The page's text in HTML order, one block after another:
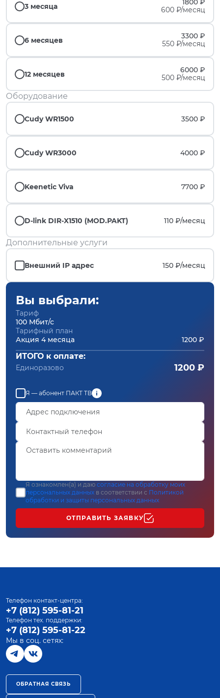
3 месяца
600 ₽/месяц
6 месяцев
3300 ₽
550 ₽/месяц
12 месяцев
6000 ₽
500 ₽/месяц
Оборудование
Cudy WR1500 3500 ₽
Cudy WR3000 4000 ₽
Keenetic Viva 7700 ₽
D-link DIR-X1510 (MOD.PAKT) 110 ₽/месяц
Дополнительные услуги
Внешний IP адрес 150 ₽/месяц
Вы выбрали:
Тариф
100 Мбит/с
Тарифный план
Акция 4 месяца
1200 ₽
ИТОГО к оплате:
Единоразово 1200 ₽
Я — абонент ПАКТ ТВ
Я ознакомлен(а) и даю согласие на обработку моих
персональных данных в соответствии с Политикой
обработки и защиты персональных данных
ОТПРАВИТЬ ЗАЯВКУ
Телефон контакт-центра:
+7 (812) 595-81-21
Телефон тех. поддержки:
+7 (812) 595-81-22
Мы в соц. сетях:
ОБРАТНАЯ СВЯЗЬ